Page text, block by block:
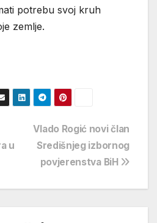
potrebu svoj kruh
zemlje.
Vlado Rogić novi član
Središnjeg izbornog
povjerenstva BiH
u